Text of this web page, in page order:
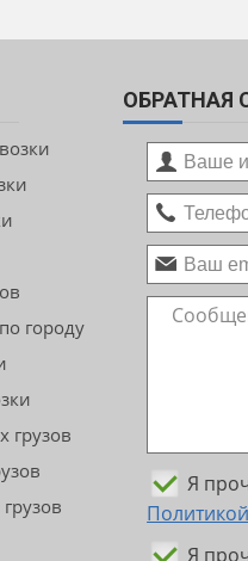
городу
грузов
ОБРАТНАЯ
Я
Я